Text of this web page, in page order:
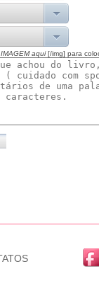
aqui[/img] para